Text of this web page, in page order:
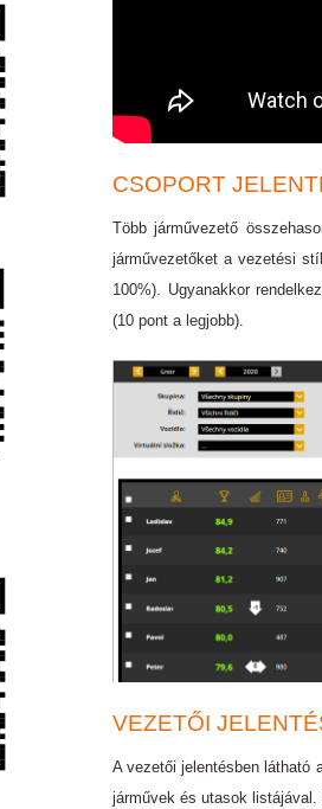
CSOPORT
Több járművezető
járművezetőket a vezetési
100%). Ugyanakkor
(10 pont a legjobb).
VEZETŐI
A vezetői jelentésben látható
járművek és utasok